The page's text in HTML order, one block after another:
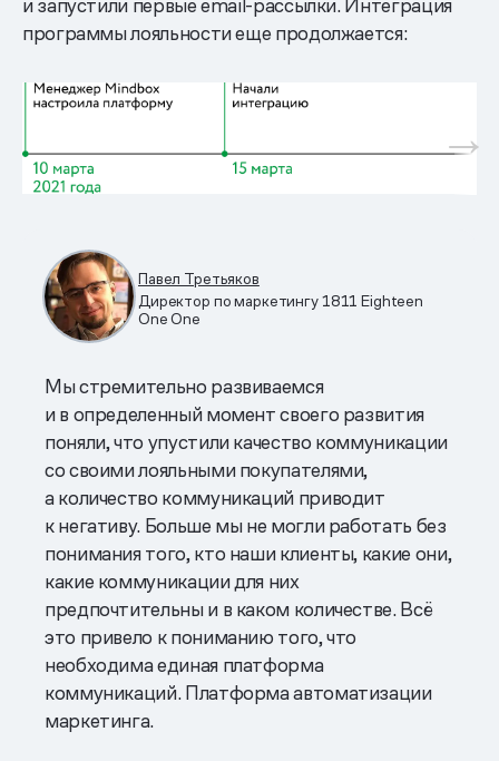
программы лояльности еще продолжается:
Павел Третьяков
Директор по маркетингу 1811 Eighteen
One One
Мы стремительно развиваемся
и в определенный момент своего развития
поняли, что упустили качество коммуникации
со своими лояльными покупателями,
а количество коммуникаций приводит
к негативу. Больше мы не могли работать без
понимания того, кто наши клиенты, какие они,
какие коммуникации для них
предпочтительны и в каком количестве. Всё
это привело к пониманию того, что
необходима единая платформа
коммуникаций. Платформа автоматизации
маркетинга.